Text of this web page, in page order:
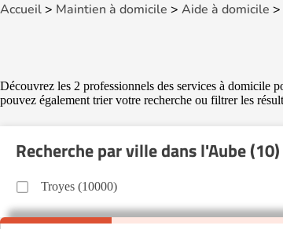
Accueil> Maintien à domicile > Aide à domicile >
Découvrez les 2 professionnels des services à domicile
pouvez également trier votre recherche ou filtrer les
Recherche par ville dans l'Aube (10)
Troyes (10000)